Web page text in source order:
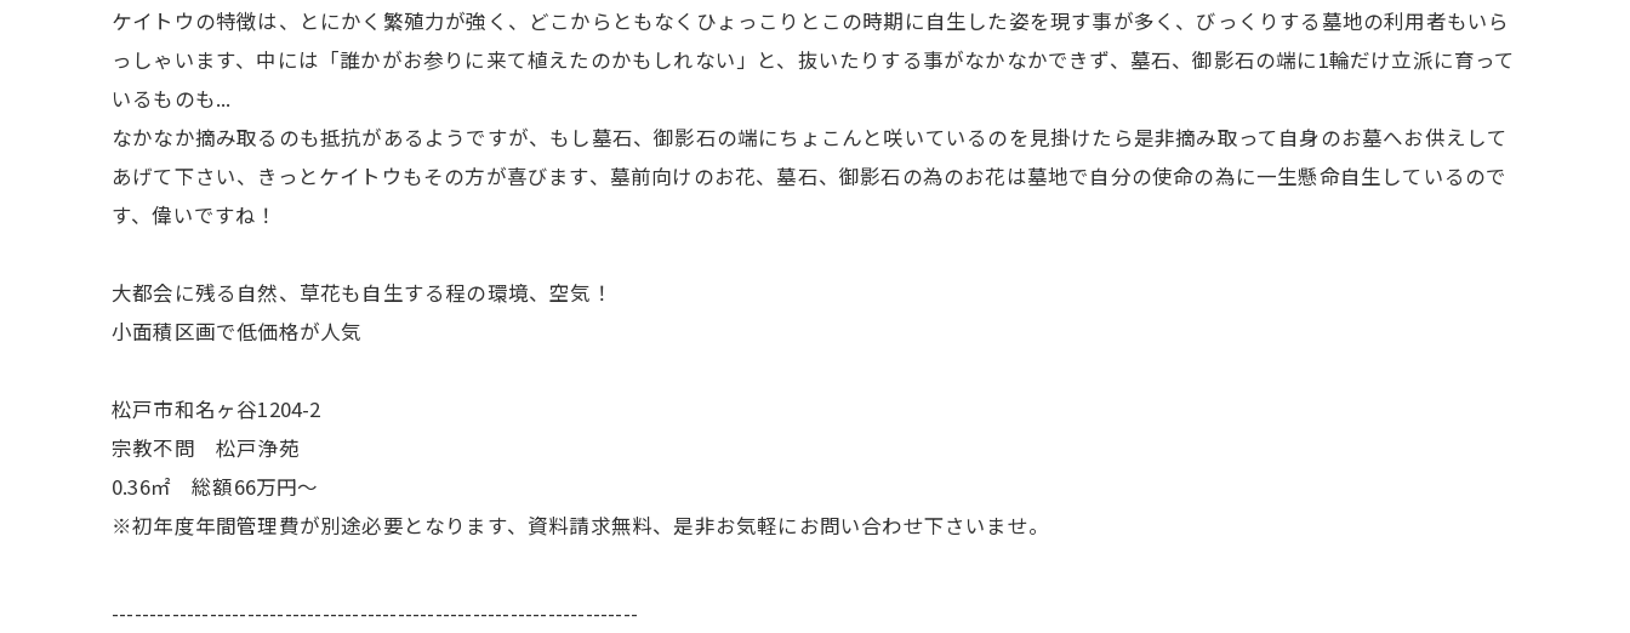
ケイトウの特徴は、とにかく繁殖力が強く、どこからともなくひょっこりとこの時期に自生した姿を現す事が多く、びっくりする墓地の利用者もいら
っしゃいます、中には「誰かがお参りに来て植えたのかもしれない」と、抜いたりする事がなかなかできず、墓石、御影石の端に1輪だけ立派に育って
いるものも...
なかなか摘み取るのも抵抗があるようですが、もし墓石、御影石の端にちょこんと咲いているのを見掛けたら是非摘み取って自身のお墓へお供えして
あげて下さい、きっとケイトウもその方が喜びます、墓前向けのお花、墓石、御影石の為のお花は墓地で自分の使命の為に一生懸命自生しているので
す、偉いですね！
大都会に残る自然、草花も自生する程の環境、空気！
小面積区画で低価格が人気
松戸市和名ヶ谷1204-2
宗教不問 松戸浄苑
0.36㎡ 総額66万円～
※初年度年間管理費が別途必要となります、資料請求無料、是非お気軽にお問い合わせ下さいませ。
----------------------------------------------------------------------